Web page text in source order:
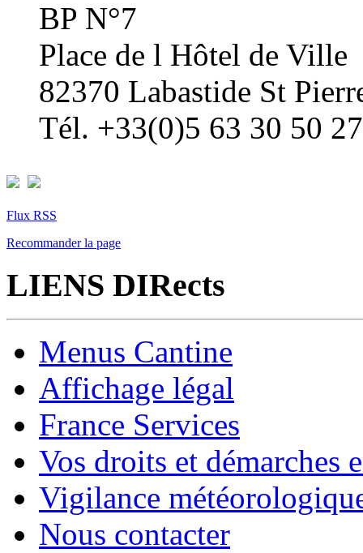
BP N°7
Place de l Hôtel de Ville
82370 Labastide St
Tél. +33(0)5 63 30 50 27
Flux RSS
Recommander la page
LIENS DIRects
Menus Cantine
Affichage légal
France Services
Vos droits et démarches
Vigilance
Nous contacter